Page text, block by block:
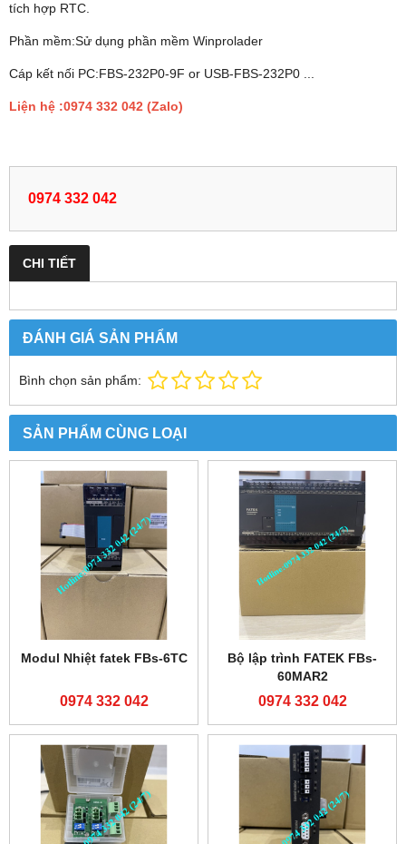
tích hợp RTC.
Phần mềm:Sử dụng phần mềm Winprolader
Cáp kết nối PC:FBS-232P0-9F or USB-FBS-232P0 ...
Liện hệ :0974 332 042 (Zalo)
0974 332 042
CHI TIẾT
ĐÁNH GIÁ SẢN PHẨM
Bình chọn sản phẩm:
SẢN PHẨM CÙNG LOẠI
Modul Nhiệt fatek FBs-6TC
0974 332 042
Bộ lập trình FATEK FBs-
60MAR2
0974 332 042